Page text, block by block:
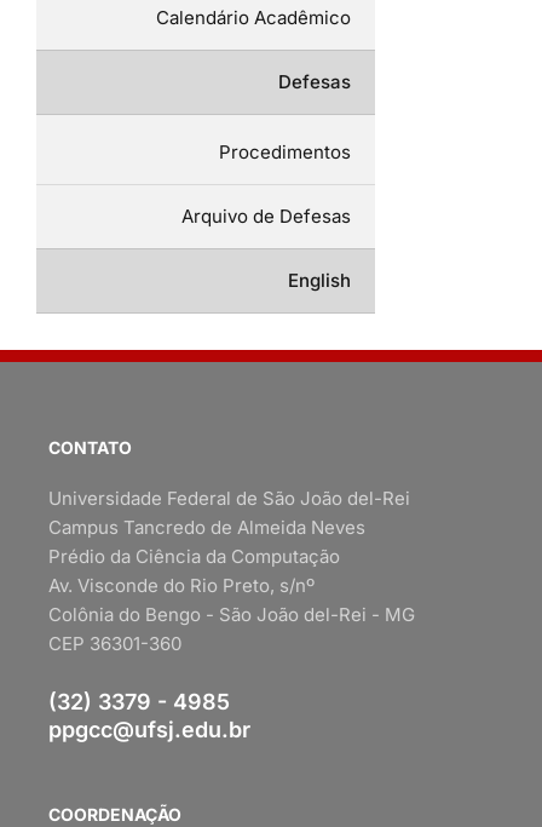
Calendário Acadêmico
Defesas
Procedimentos
Arquivo de Defesas
English
CONTATO
Universidade Federal de São João del-Rei
Campus Tancredo de Almeida Neves
Prédio da Ciência da Computação
Av. Visconde do Rio Preto, s/nº
Colônia do Bengo - São João del-Rei - MG
CEP 36301-360
(32) 3379 - 4985
ppgcc@ufsj.edu.br
COORDENAÇÃO